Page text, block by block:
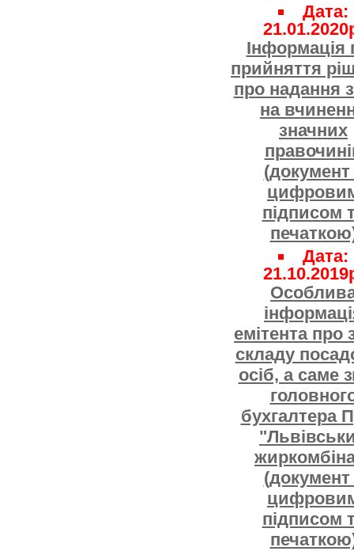
Дата:
Інформація
прийняття
про надання
на
значних
(документ
підписом
Дата:
емітента про
складу
осіб, а саме
бухгалтера
(документ
підписом